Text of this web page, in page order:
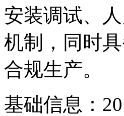
安装调试、
机制，同时
合规生产。
基础信息：